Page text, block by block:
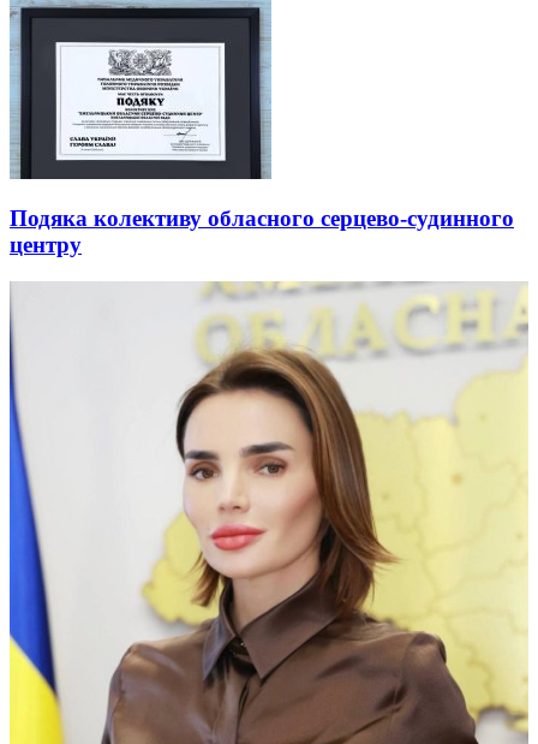
Подяка колективу обласного серцево-судинного
центру